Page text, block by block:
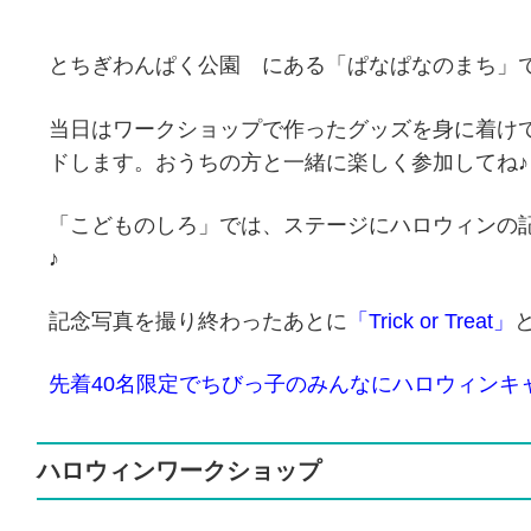
とちぎわんぱく公園 にある「ぱなぱなのまち」
当日はワークショップで作ったグッズを身に着
ドします。おうちの方と一緒に楽しく参加してね♪
「こどものしろ」では、ステージにハロウィン
♪
記念写真を撮り終わったあとに 「Trick or Treat」
先着40名限定でちびっ子のみんなにハロウィンキ
ハロウィンワークショップ